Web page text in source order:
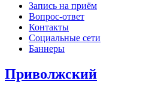
Запись на приём
Вопрос-ответ
Контакты
Социальные сети
Баннеры
Приволжский